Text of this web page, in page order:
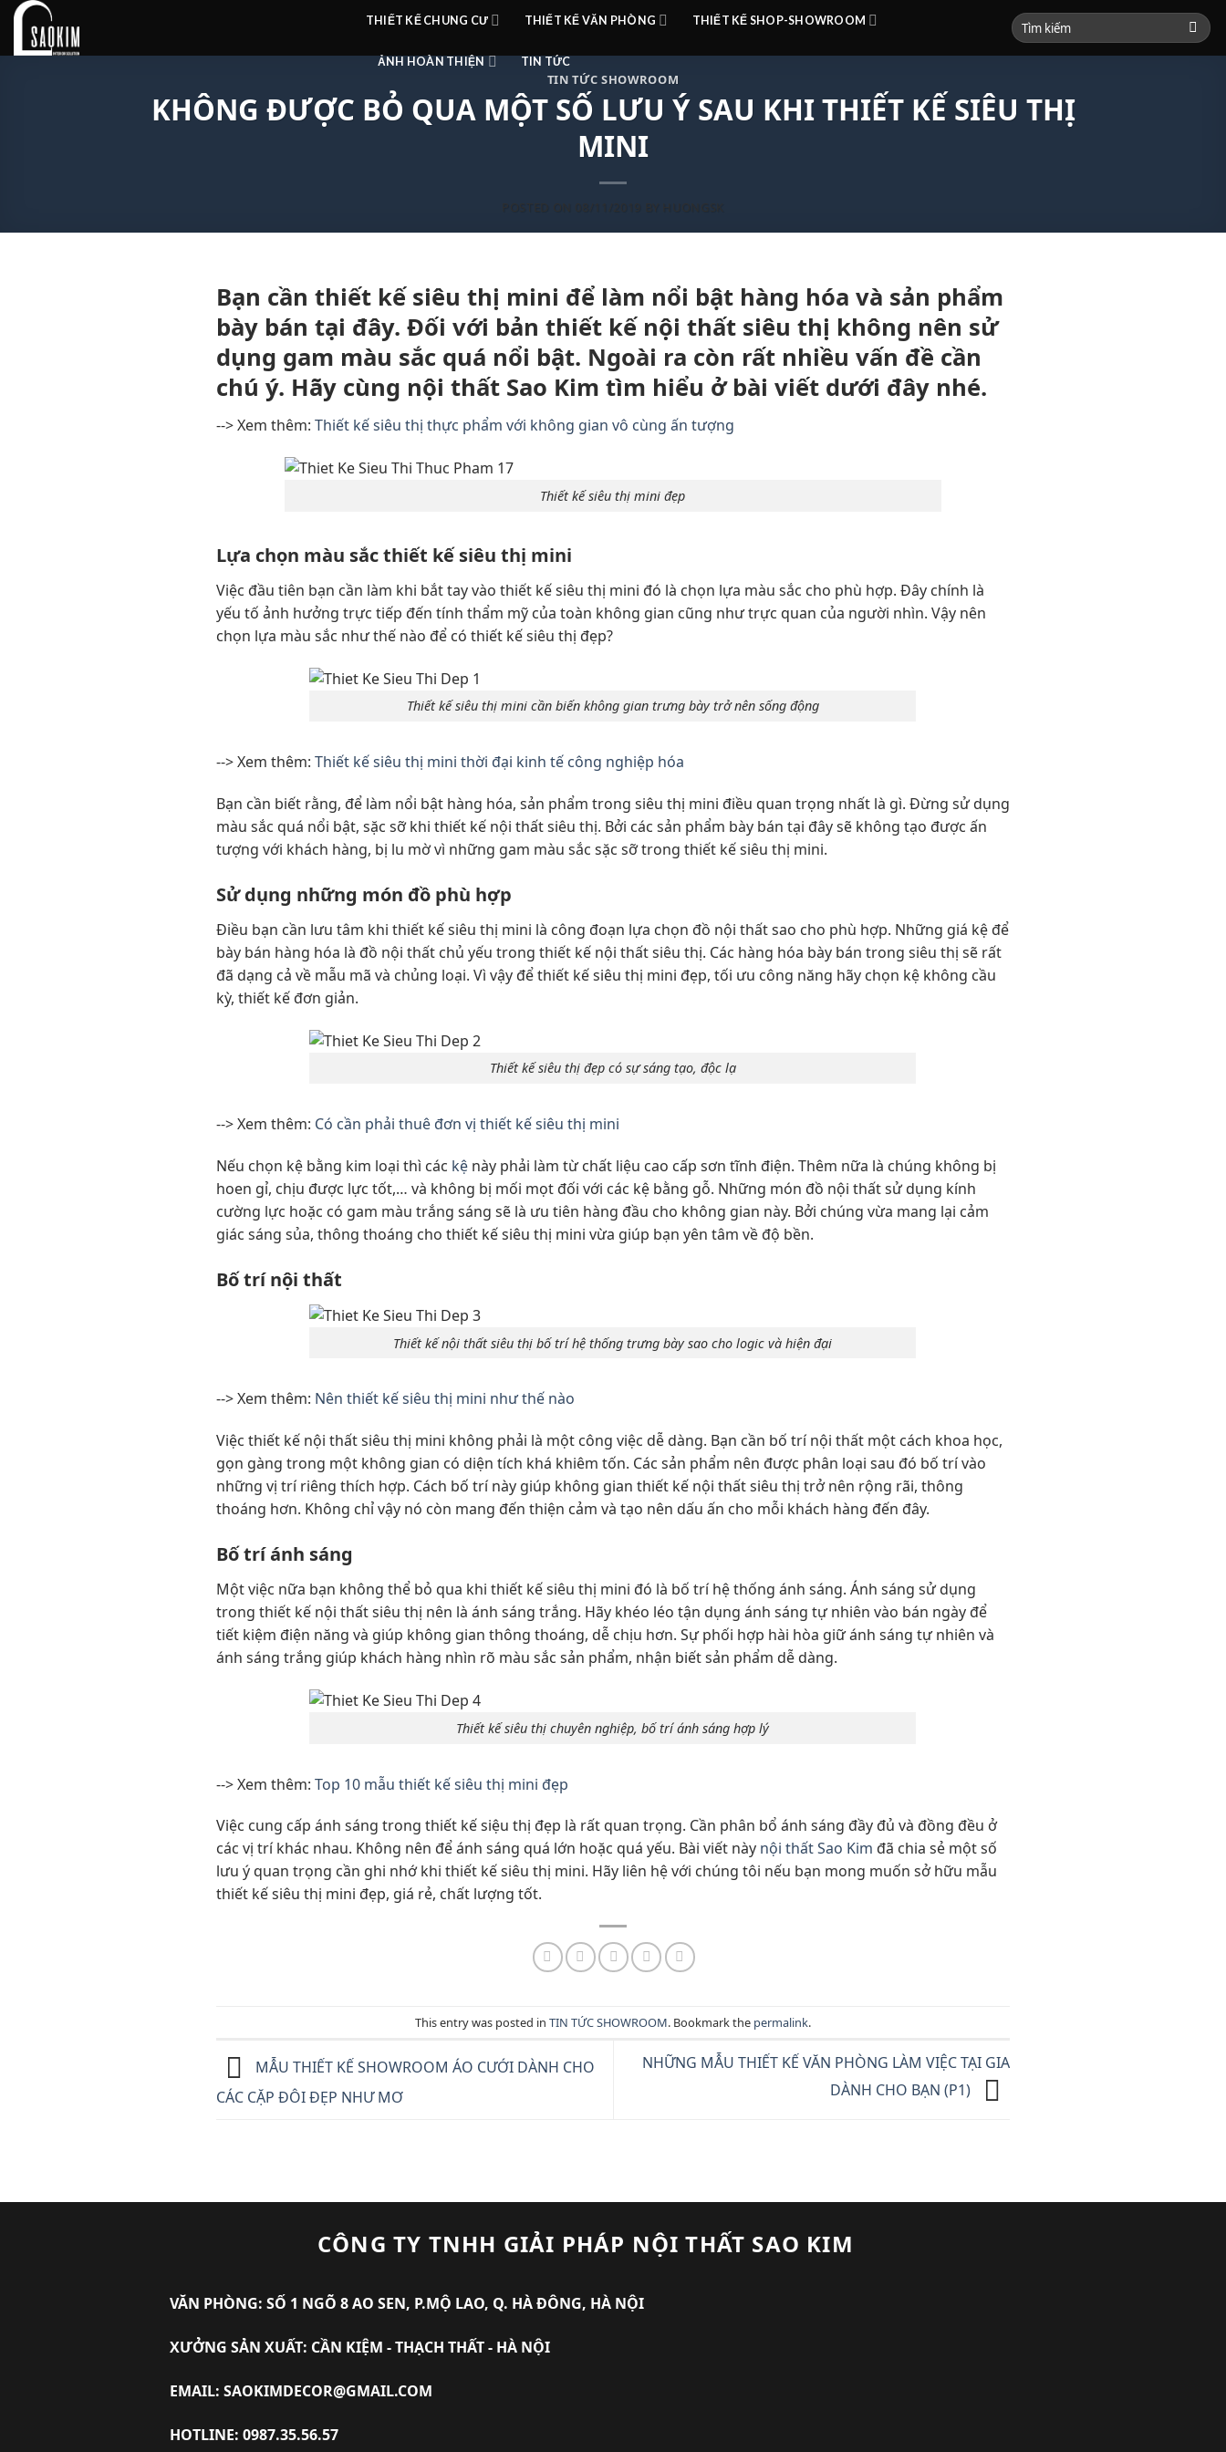
Skip
content
THIẾT KẾ CHUNG CƯ THIẾT KẾ VĂN PHÒNG THIẾT KẾ SHOP-SHOWROOM
ẢNH HOÀN THIỆN TIN TỨC
TIN TỨC SHOWROOM
KHÔNG ĐƯỢC BỎ QUA MỘT SỐ LƯU Ý SAU KHI THIẾT KẾ SIÊU THỊ
MINI
Bạn cần thiết kế siêu thị mini để làm nổi bật hàng hóa và sản phẩm
bày bán tại đây. Đối với bản thiết kế nội thất siêu thị không nên sử
dụng gam màu sắc quá nổi bật. Ngoài ra còn rất nhiều vấn đề cần
chú ý. Hãy cùng nội thất Sao Kim tìm hiểu ở bài viết dưới đây nhé.
--> Xem thêm: Thiết kế siêu thị thực phẩm với không gian vô cùng ấn tượng
Thiết kế siêu thị mini đẹp
Lựa chọn màu sắc thiết kế siêu thị mini
Việc đầu tiên bạn cần làm khi bắt tay vào thiết kế siêu thị mini đó là chọn lựa màu sắc cho phù hợp. Đây chính là
yếu tố ảnh hưởng trực tiếp đến tính thẩm mỹ của toàn không gian cũng như trực quan của người nhìn. Vậy nên
chọn lựa màu sắc như thế nào để có thiết kế siêu thị đẹp?
Thiết kế siêu thị mini cần biến không gian trưng bày trở nên sống động
--> Xem thêm: Thiết kế siêu thị mini thời đại kinh tế công nghiệp hóa
Bạn cần biết rằng, để làm nổi bật hàng hóa, sản phẩm trong siêu thị mini điều quan trọng nhất là gì. Đừng sử dụng
màu sắc quá nổi bật, sặc sỡ khi thiết kế nội thất siêu thị. Bởi các sản phẩm bày bán tại đây sẽ không tạo được ấn
tượng với khách hàng, bị lu mờ vì những gam màu sắc sặc sỡ trong thiết kế siêu thị mini.
Sử dụng những món đồ phù hợp
Điều bạn cần lưu tâm khi thiết kế siêu thị mini là công đoạn lựa chọn đồ nội thất sao cho phù hợp. Những giá kệ để
bày bán hàng hóa là đồ nội thất chủ yếu trong thiết kế nội thất siêu thị. Các hàng hóa bày bán trong siêu thị sẽ rất
đã dạng cả về mẫu mã và chủng loại. Vì vậy để thiết kế siêu thị mini đẹp, tối ưu công năng hãy chọn kệ không cầu
kỳ, thiết kế đơn giản.
Thiết kế siêu thị đẹp có sự sáng tạo, độc lạ
--> Xem thêm: Có cần phải thuê đơn vị thiết kế siêu thị mini
Nếu chọn kệ bằng kim loại thì các kệ này phải làm từ chất liệu cao cấp sơn tĩnh điện. Thêm nữa là chúng không bị
hoen gỉ, chịu được lực tốt,… và không bị mối mọt đối với các kệ bằng gỗ. Những món đồ nội thất sử dụng kính
cường lực hoặc có gam màu trắng sáng sẽ là ưu tiên hàng đầu cho không gian này. Bởi chúng vừa mang lại cảm
giác sáng sủa, thông thoáng cho thiết kế siêu thị mini vừa giúp bạn yên tâm về độ bền.
Bố trí nội thất
Thiết kế nội thất siêu thị bố trí hệ thống trưng bày sao cho logic và hiện đại
--> Xem thêm: Nên thiết kế siêu thị mini như thế nào
Việc thiết kế nội thất siêu thị mini không phải là một công việc dễ dàng. Bạn cần bố trí nội thất một cách khoa học,
gọn gàng trong một không gian có diện tích khá khiêm tốn. Các sản phẩm nên được phân loại sau đó bố trí vào
những vị trí riêng thích hợp. Cách bố trí này giúp không gian thiết kế nội thất siêu thị trở nên rộng rãi, thông
thoáng hơn. Không chỉ vậy nó còn mang đến thiện cảm và tạo nên dấu ấn cho mỗi khách hàng đến đây.
Bố trí ánh sáng
Một việc nữa bạn không thể bỏ qua khi thiết kế siêu thị mini đó là bố trí hệ thống ánh sáng. Ánh sáng sử dụng
trong thiết kế nội thất siêu thị nên là ánh sáng trắng. Hãy khéo léo tận dụng ánh sáng tự nhiên vào bán ngày để
tiết kiệm điện năng và giúp không gian thông thoáng, dễ chịu hơn. Sự phối hợp hài hòa giữ ánh sáng tự nhiên và
ánh sáng trắng giúp khách hàng nhìn rõ màu sắc sản phẩm, nhận biết sản phẩm dễ dàng.
Thiết kế siêu thị chuyên nghiệp, bố trí ánh sáng hợp lý
--> Xem thêm: Top 10 mẫu thiết kế siêu thị mini đẹp
Việc cung cấp ánh sáng trong thiết kế siệu thị đẹp là rất quan trọng. Cần phân bổ ánh sáng đầy đủ và đồng đều ở
các vị trí khác nhau. Không nên để ánh sáng quá lớn hoặc quá yếu. Bài viết này nội thất Sao Kim đã chia sẻ một số
lưu ý quan trọng cần ghi nhớ khi thiết kế siêu thị mini. Hãy liên hệ với chúng tôi nếu bạn mong muốn sở hữu mẫu
thiết kế siêu thị mini đẹp, giá rẻ, chất lượng tốt.
This entry was posted in TIN TỨC SHOWROOM. Bookmark the permalink.
MẪU THIẾT KẾ SHOWROOM ÁO CƯỚI DÀNH CHO
CÁC CẶP ĐÔI ĐẸP NHƯ MƠ
NHỮNG MẪU THIẾT KẾ VĂN PHÒNG LÀM VIỆC TẠI GIA
DÀNH CHO BẠN (P1)
CÔNG TY TNHH GIẢI PHÁP NỘI THẤT SAO KIM
VĂN PHÒNG: SỐ 1 NGÕ 8 AO SEN, P.MỘ LAO, Q. HÀ ĐÔNG, HÀ NỘI
XƯỞNG SẢN XUẤT: CẦN KIỆM - THẠCH THẤT - HÀ NỘI
EMAIL: SAOKIMDECOR@GMAIL.COM
HOTLINE: 0987.35.56.57